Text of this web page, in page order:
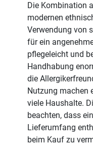
Die Kombination
modernen
Verwendung von
für ein
pflegeleicht und
Handhabung
die
Nutzung machen
viele Haushalte.
beachten, dass
Lieferumfang
beim Kauf zu